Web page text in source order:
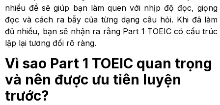
nhiều đề sẽ giúp bạn làm quen với nhịp độ đọc, giọng
đọc và cách ra bẫy của từng dạng câu hỏi. Khi đã làm
đủ nhiều, bạn sẽ nhận ra rằng Part 1 TOEIC có cấu trúc
lặp lại tương đối rõ ràng.
Vì sao Part 1 TOEIC quan trọng
và nên được ưu tiên luyện
trước?